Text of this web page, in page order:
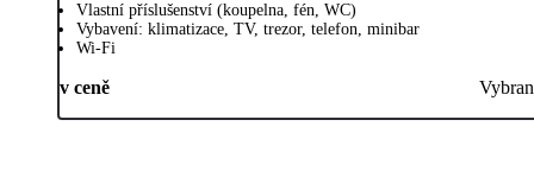
Vlastní příslušenství (koupelna, fén, WC)
Vybavení: klimatizace, TV, trezor, telefon, minibar
Wi-Fi
v ceně